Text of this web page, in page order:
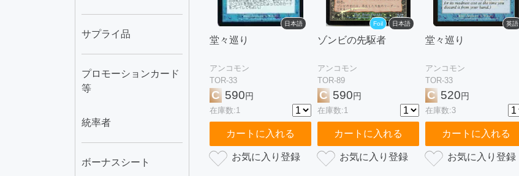
サプライ品
プロモーションカード
等
統率者
ボーナスシート
日本語
堂々巡り
アンコモン
TOR-33
C 590円
在庫数:1
カートに入れる
Foil 日本語
ゾンビの先駆者
アンコモン
TOR-89
C 590円
在庫数:1
カートに入れる
英語
堂々巡り
アンコモン
TOR-33
C 520円
在庫数:3
カートに入れる